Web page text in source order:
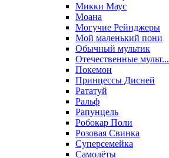
Микки Маус
Моана
Могучие Рейнджеры
Мой маленький пони
Обычный мультик
Отечественные мульт...
Покемон
Принцессы Дисней
Рататуй
Ральф
Рапунцель
Робокар Поли
Розовая Свинка
Суперсемейка
Самолёты